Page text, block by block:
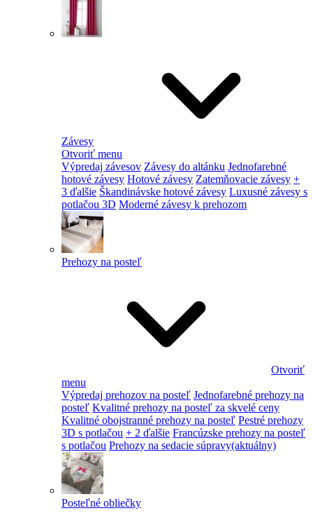
Závesy
Otvoriť menu
Výpredaj závesov Závesy do altánku Jednofarebné
hotové závesy Hotové závesy Zatemňovacie závesy +
3 ďalšie Škandinávske hotové závesy Luxusné závesy s
potlačou 3D Moderné závesy k prehozom
Prehozy na posteľ
Otvoriť
menu
Výpredaj prehozov na posteľ Jednofarebné prehozy na
posteľ Kvalitné prehozy na posteľ za skvelé ceny
Kvalitné obojstranné prehozy na posteľ Pestré prehozy
3D s potlačou + 2 ďalšie Francúzske prehozy na posteľ
s potlačou Prehozy na sedacie súpravy(aktuálny)
Posteľné obliečky